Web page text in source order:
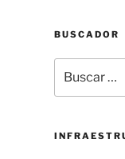
BUSCADOR
por: